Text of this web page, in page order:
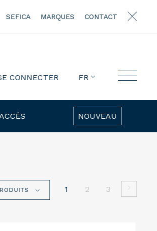
SEFICA MARQUES CONTACT
CONNECTER FR
NOUVEAU
1 2 3